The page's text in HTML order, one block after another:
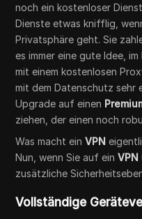
noch ein kostenloser
Dienste etwas knifflig,
Privatsphäre geht. Sie
es immer eine gute Idee,
mit einem kostenlosen
mit dem Datenschutz sehr
Upgrade auf einen
ziehen, der einen noch
Was macht einVPN
Nun, wenn Sie auf ein
zusätzliche
Vollständige